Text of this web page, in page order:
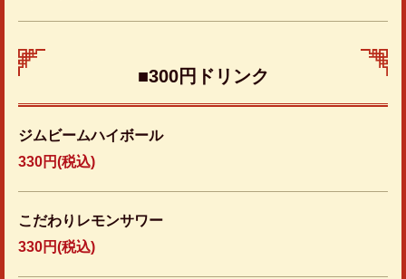
■300円ドリンク
ジムビームハイボール
330円(税込)
こだわりレモンサワー
330円(税込)